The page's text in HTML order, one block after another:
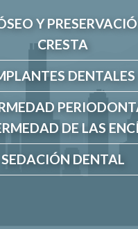
Y
CRESTA
DENTALES
DE LAS
SEDACIÓN DENTAL